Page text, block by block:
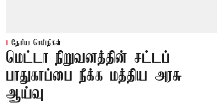
தேசிய செய்திகள்
மெட்டா நிறுவனத்தின் சட்டப்
பாதுகாப்பை நீக்க மத்திய அரசு
ஆய்வு